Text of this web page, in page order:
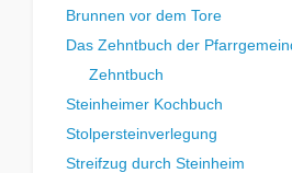
Brunnen vor dem Tore
Das Zehntbuch der
Zehntbuch
Steinheimer Kochbuch
Stolpersteinverlegung
Streifzug durch Steinheim